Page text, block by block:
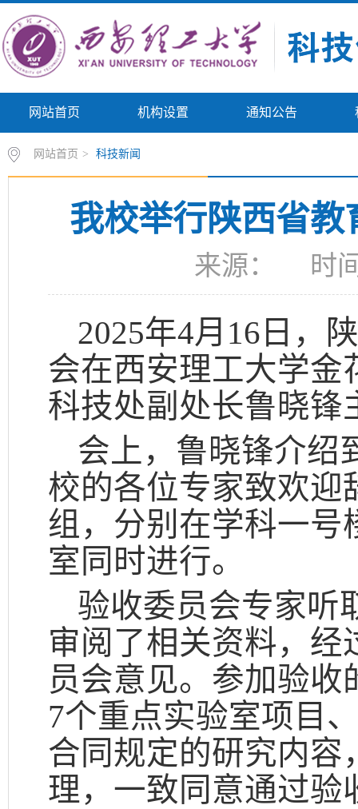
网站首页 机构设置 通知公告
网站首页 > 科技新闻
我校举行陕西省
来源： 时
2025年4月16日，
会在西安理工大学金
科技处副处长鲁晓锋
会上，鲁晓锋介绍
校的各位专家致欢迎
组，分别在学科一号
室同时进行。
验收委员会专家听
审阅了相关资料，
员会意见。参加验收
7个重点实验室项目
合同规定的研究内容
理，一致同意通过验